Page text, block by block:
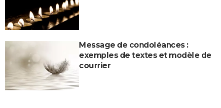
Message de condoléances :
exemples de textes et modèle de
courrier